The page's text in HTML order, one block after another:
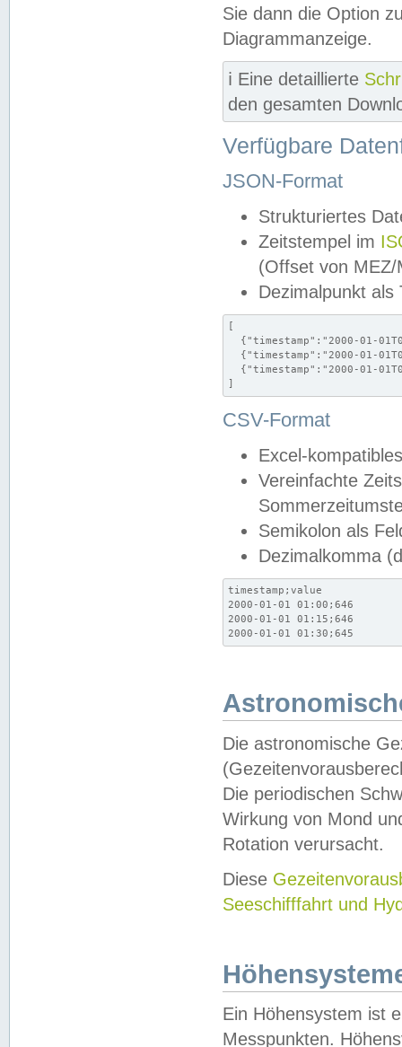
Sie dann die Option
Diagrammanzeige.
ℹ️ Eine detaillierte
den gesamten
Verfügbare
JSON-Format
Strukturiertes
Zeitstempel im
(Offset von MEZ/
Dezimalpunkt als
[
{"timestamp":"2000-01-
{"timestamp":"2000-01-
{"timestamp":"2000-01-
]
CSV-Format
Excel-
Vereinfachte
Semikolon als
Dezimalkomma
timestamp;value
2000-01-01 01:00;646
2000-01-01 01:15;646
2000-01-01 01:30;645
Die astronomische
Die periodischen
Wirkung von Mond
Rotation verursacht.
Diese
Seeschifffahrt und
Ein Höhensystem ist
Messpunkten.